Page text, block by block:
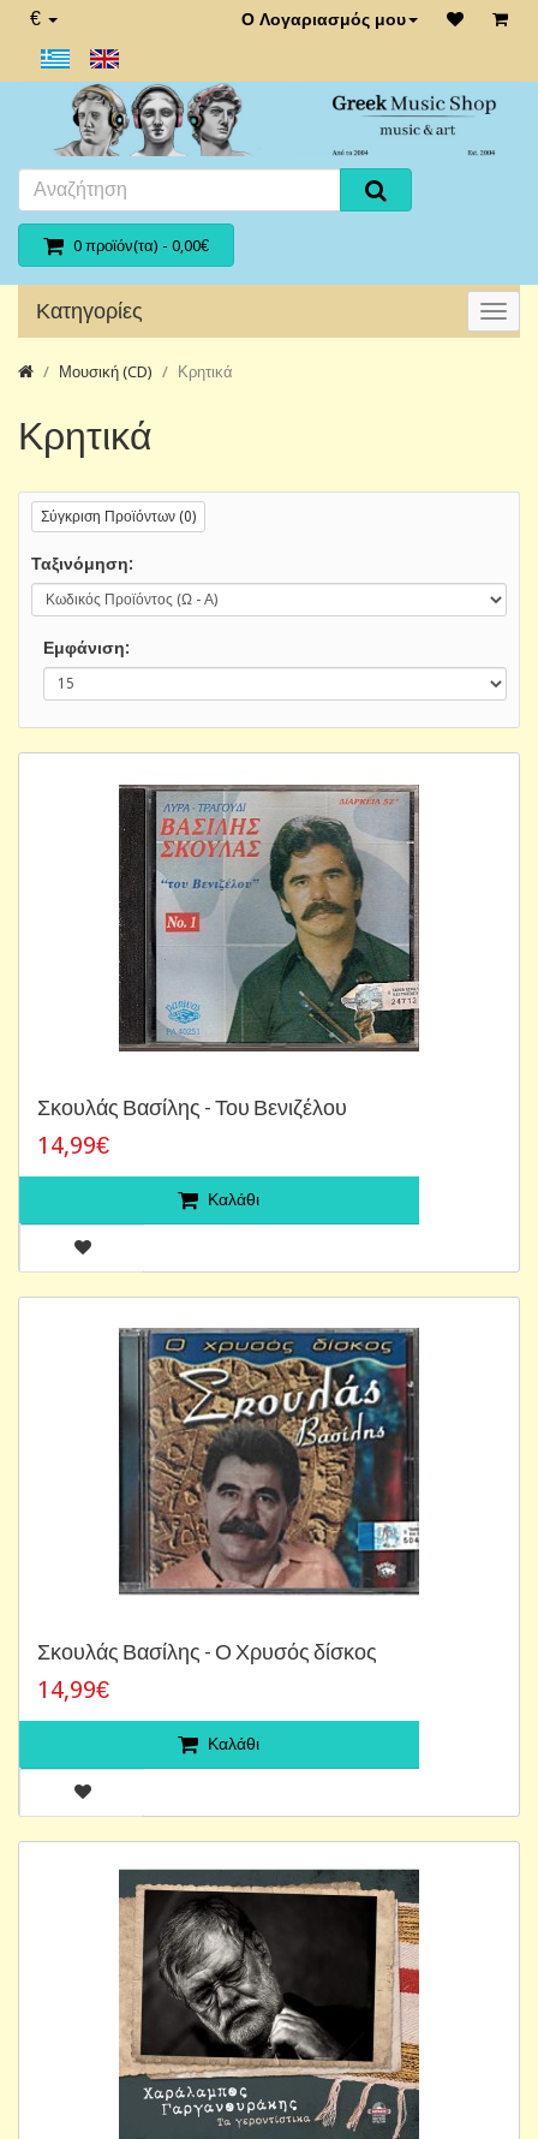
€ Ο Λογαριασμός μου
0 προϊόν(τα) - 0,00€
Κατηγορίες
Μουσική (CD) Κρητικά
Κρητικά
Σύγκριση Προϊόντων (0)
Ταξινόμηση:
Εμφάνιση:
Σκουλάς Βασίλης - Του Βενιζέλου
14,99€
Καλάθι
Σκουλάς Βασίλης - Ο Χρυσός δίσκος
14,99€
Καλάθι